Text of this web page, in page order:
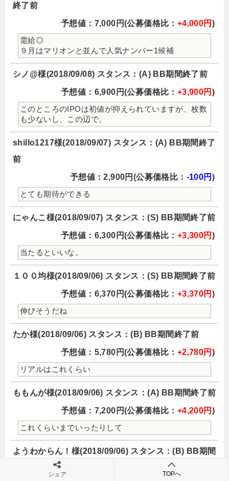
終了前
予想値：7,000円(公募価格比： +4,000円 )
需給◎
９月はマリオンと並んで人気ナンバー1候補
シノ@様(2018/09/08) スタンス：(A) BB期間終了前
予想値：6,900円(公募価格比： +3,900円 )
このところのIPOは初値が抑えられていますが、枚数
も少ないし、この辺で。
shillo1217様(2018/09/07) スタンス：(A) BB期間終了
前
予想値：2,900円(公募価格比： -100円 )
とても期待ができる
にゃんこ様(2018/09/07) スタンス：(S) BB期間終了前
予想値：6,300円(公募価格比： +3,300円 )
当たるといいな。
１００均様(2018/09/06) スタンス：(S) BB期間終了前
予想値：6,370円(公募価格比： +3,370円 )
伸びそうだね
たか様(2018/09/06) スタンス：(B) BB期間終了前
予想値：5,780円(公募価格比： +2,780円 )
リアルはこれくらい
ももんが様(2018/09/06) スタンス：(A) BB期間終了前
予想値：7,200円(公募価格比： +4,200円 )
これくらいまでいったりして
ようわからん！様(2018/09/06) スタンス：(B) BB期間
シェア TOPへ